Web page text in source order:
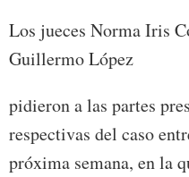
Los jueces Norma Iris
Guillermo López
pidieron a las partes
respectivas del caso
próxima semana, en la